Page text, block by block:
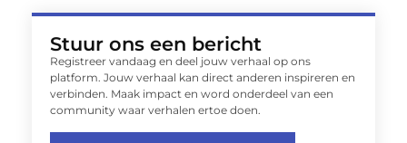
Stuur ons een bericht
Registreer vandaag en deel jouw verhaal op ons
platform. Jouw verhaal kan direct anderen inspireren en
verbinden. Maak impact en word onderdeel van een
community waar verhalen ertoe doen.